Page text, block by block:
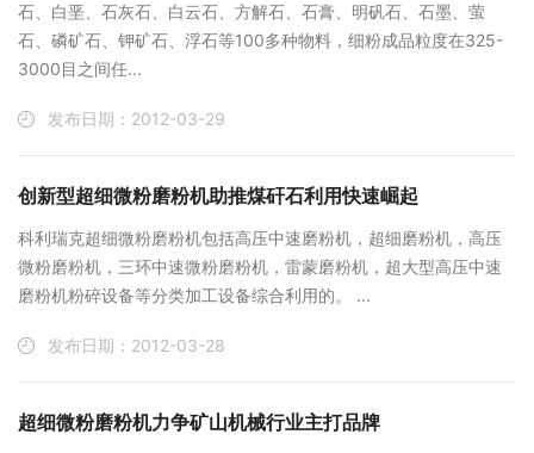
石、白垩、石灰石、白云石、方解石、石膏、明矾石、石墨、萤
石、磷矿石、钾矿石、浮石等100多种物料，细粉成品粒度在325-
3000目之间任...
发布日期：2012-03-29
创新型超细微粉磨粉机助推煤矸石利用快速崛起
科利瑞克超细微粉磨粉机包括高压中速磨粉机，超细磨粉机，高压
微粉磨粉机，三环中速微粉磨粉机，雷蒙磨粉机，超大型高压中速
磨粉机粉碎设备等分类加工设备综合利用的。 ...
发布日期：2012-03-28
超细微粉磨粉机力争矿山机械行业主打品牌